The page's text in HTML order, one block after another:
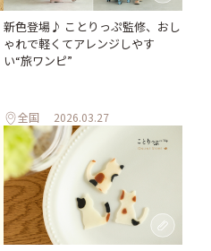
新色登場♪ ことりっぷ監修、おし
ゃれで軽くてアレンジしやす
い“旅ワンピ”
全国 2026.03.27